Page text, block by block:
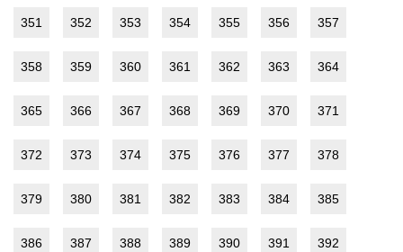
351 352 353 354 355 356 357
358 359 360 361 362 363 364
365 366 367 368 369 370 371
372 373 374 375 376 377 378
379 380 381 382 383 384 385
386 387 388 389 390 391 392